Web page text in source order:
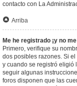
contacto con La
Arriba
Me he registrado ¡y no
Primero, verifique su
dos posibles razones. Si
y cuando se registró eligió
seguir algunas
foros disponen que las